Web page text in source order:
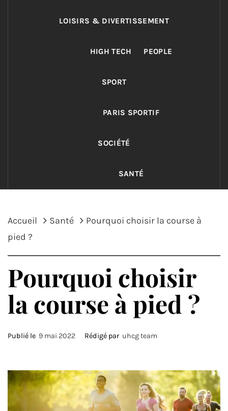
LOISIRS & DIVERTISSEMENT
HIGH TECH PEOPLE
SPORT
PARIS SPORTIF
SOCIÉTÉ
SANTÉ
Accueil Santé
Pourquoi choisir la course à
pied ?
Pourquoi choisir
la course à pied ?
Publié le 9 mai 2022 Rédigé par uhcg team